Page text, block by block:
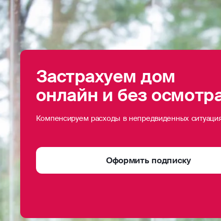
Застрахуем дом
онлайн и без
Компенсируем расходы в непредвиденных
Оформить подписку